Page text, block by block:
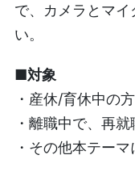
で、カメラとマイ
い。
■対象
・産休/育休中の方
・離職中で、再
・その他本テー